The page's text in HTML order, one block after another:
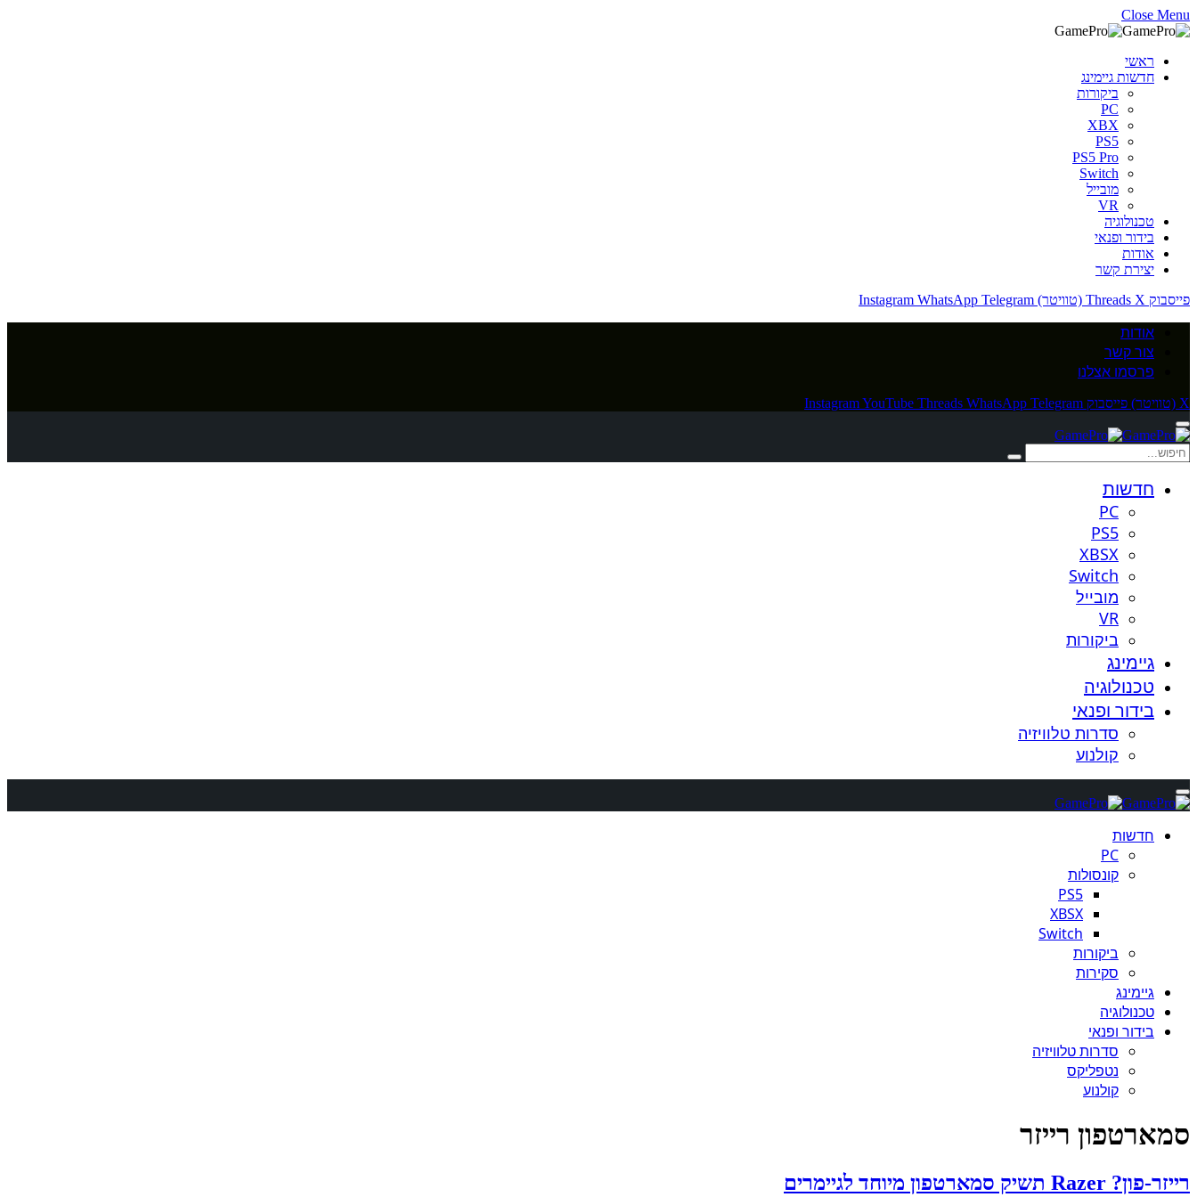
Close Menu
ראשי
חדשות גיימינג
ביקורות
PC
XBX
PS5
PS5 Pro
Switch
מובייל
VR
טכנולוגיה
בידור ופנאי
אודות
יצירת קשר
פייסבוק
Threads X (טוויטר) Instagram WhatsApp Telegram
אודות
צור קשר
פרסמו אצלנו
X (טוויטר) פייסבוק InstagramYouTube Threads WhatsApp Telegram
חדשות
PC
PS5
XBSX
Switch
מובייל
VR
ביקורות
גיימינג
טכנולוגיה
בידור ופנאי
סדרות טלוויזיה
קולנוע
חדשות
PC
קונסולות
PS5
XBSX
Switch
ביקורות
סקירות
גיימינג
טכנולוגיה
בידור ופנאי
סדרות טלוויזיה
נטפליקס
קולנוע
סמארטפון רייזר
רייזר-פון? Razer תשיק סמארטפון מיוחד לגיימרים